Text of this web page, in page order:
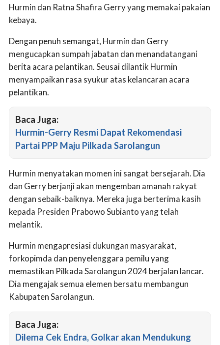
Hurmin dan Ratna Shafira Gerry yang memakai pakaian
kebaya.
Dengan penuh semangat, Hurmin dan Gerry
mengucapkan sumpah jabatan dan menandatangani
berita acara pelantikan. Seusai dilantik Hurmin
menyampaikan rasa syukur atas kelancaran acara
pelantikan.
Baca Juga:
Hurmin-Gerry Resmi Dapat Rekomendasi
Partai PPP Maju Pilkada Sarolangun
Hurmin menyatakan momen ini sangat bersejarah. Dia
dan Gerry berjanji akan mengemban amanah rakyat
dengan sebaik-baiknya. Mereka juga berterima kasih
kepada Presiden Prabowo Subianto yang telah
melantik.
Hurmin mengapresiasi dukungan masyarakat,
forkopimda dan penyelenggara pemilu yang
memastikan Pilkada Sarolangun 2024 berjalan lancar.
Dia mengajak semua elemen bersatu membangun
Kabupaten Sarolangun.
Baca Juga:
Dilema Cek Endra, Golkar akan Mendukung